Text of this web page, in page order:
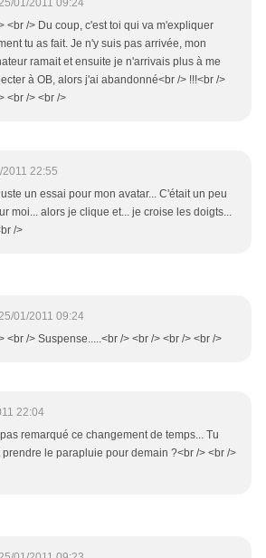
01/2011 09:24
<br /> Du coup, c'est toi qui va m'expliquer
tu as fait. Je n'y suis pas arrivée, mon
ramait et ensuite je n'arrivais plus à me
à OB, alors j'ai abandonné<br /> !!!<br />
<br /> <br />
22:55
un essai pour mon avatar... C'était un peu
moi... alors je clique et... je croise les doigts...
/>
01/2011 09:24
<br /> Suspense.....<br /> <br /> <br /> <br />
22:04
remarqué ce changement de temps... Tu
le parapluie pour demain ?<br /> <br />